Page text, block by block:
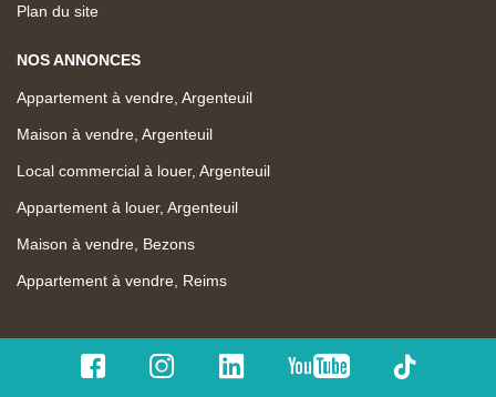
Plan du site
NOS ANNONCES
Appartement à vendre, Argenteuil
Maison à vendre, Argenteuil
Local commercial à louer, Argenteuil
Appartement à louer, Argenteuil
Maison à vendre, Bezons
Appartement à vendre, Reims